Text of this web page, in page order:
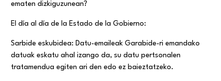
ematen dizkiguzunean?
El día al día de la Estado de la Gobierno:
Sarbide eskubidea: Datu-emaileak Garabide-ri emandako
datuak eskatu ahal izango da, su datu pertsonalen
tratamendua egiten ari den edo ez baieztatzeko.